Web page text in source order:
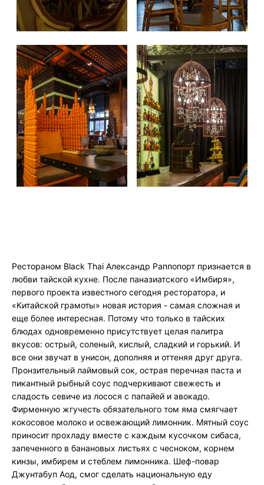
Рестораном Black Thai Александр Раппопорт признается в
любви тайской кухне. После паназиатского «Имбиря»,
первого проекта известного сегодня ресторатора, и
«Китайской грамоты» новая история - самая сложная и
еще более интересная. Потому что только в тайских
блюдах одновременно присутствует целая палитра
вкусов: острый, соленый, кислый, сладкий и горький. И
все они звучат в унисон, дополняя и оттеняя друг друга.
Пронзительный лаймовый сок, острая перечная паста и
пикантный рыбный соус подчеркивают свежесть и
сладость севиче из лосося с папайей и авокадо.
Фирменную жгучесть обязательного том яма смягчает
кокосовое молоко и освежающий лимонник. Мятный соус
приносит прохладу вместе с каждым кусочком сибаса,
запеченного в банановых листьях с чесноком, корнем
кинзы, имбирем и стеблем лимонника. Шеф-повар
Джунтабуп Аод, смог сделать национальную еду